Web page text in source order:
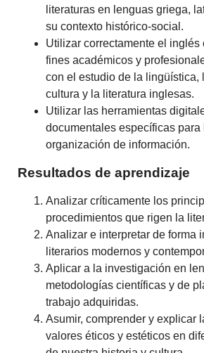
literaturas en lenguas griega,
su contexto histórico-social.
Utilizar correctamente el inglés
fines académicos y
con el estudio de la lingüística,
cultura y la literatura inglesas.
Utilizar las herramientas
documentales específicas para
organización de información.
Resultados de aprendizaje
Analizar críticamente los
procedimientos que rigen la
Analizar e interpretar de forma
literarios modernos y
Aplicar a la investigación en
metodologías científicas y de
trabajo adquiridas.
Asumir, comprender y explicar
valores éticos y estéticos en